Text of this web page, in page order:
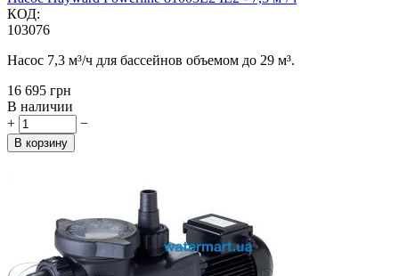
КОД:
103076
Насос 7,3 м³/ч для бассейнов объемом до 29 м³.
‍16 695‍ грн
В наличии
+
−
В корзину